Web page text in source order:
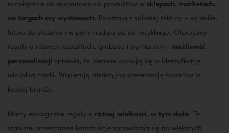
rozwiązanie do eksponowania produktów w sklepach, marketach,
na targach czy wystawach. Powstają z solidnej tektury – są lekkie,
łatwe do złożenia i w pełni nadają się do recyklingu. Oferujemy
regały o różnych kształtach, grubości i wymiarach – możliwość
personalizacji sprawia, że idealnie wpisują się w identyfikację
wizualną marki. Wspierają atrakcyjną prezentację towarów w
każdej branży.
Mamy ekologiczne regały o różnej wielkości, w tym duże. Te
stabilne, przestronne konstrukcje sprawdzają się na większych